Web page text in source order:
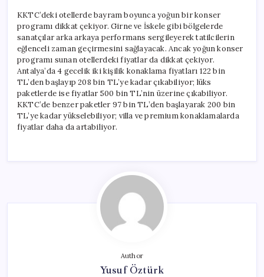
KKTC’deki otellerde bayram boyunca yoğun bir konser
programı dikkat çekiyor. Girne ve İskele gibi bölgelerde
sanatçılar arka arkaya performans sergileyerek tatilcilerin
eğlenceli zaman geçirmesini sağlayacak. Ancak yoğun konser
programı sunan otellerdeki fiyatlar da dikkat çekiyor.
Antalya’da 4 gecelik iki kişilik konaklama fiyatları 122 bin
TL’den başlayıp 208 bin TL’ye kadar çıkabiliyor; lüks
paketlerde ise fiyatlar 500 bin TL’nin üzerine çıkabiliyor.
KKTC’de benzer paketler 97 bin TL’den başlayarak 200 bin
TL’ye kadar yükselebiliyor; villa ve premium konaklamalarda
fiyatlar daha da artabiliyor.
Author
Yusuf Öztürk